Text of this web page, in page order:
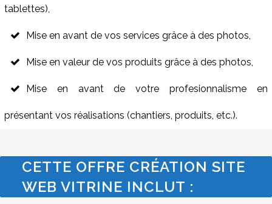
tablettes),
Mise en avant de vos services grâce à des photos,
Mise en valeur de vos produits grâce à des photos,
Mise en avant de votre profesionnalisme en
présentant vos réalisations (chantiers, produits, etc.).
CETTE OFFRE CRÉATION SITE
WEB VITRINE INCLUT :